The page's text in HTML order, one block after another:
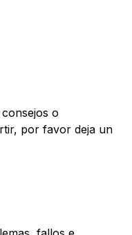
o
por favor deja un